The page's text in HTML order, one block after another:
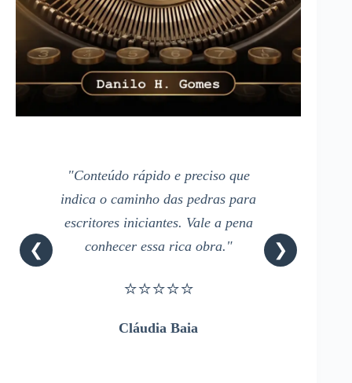
"Conteúdo rápido e preciso que
indica o caminho das pedras para
escritores iniciantes. Vale a pena
conhecer essa rica obra."
⭐⭐⭐⭐⭐
Cláudia Baia
❮ ❯